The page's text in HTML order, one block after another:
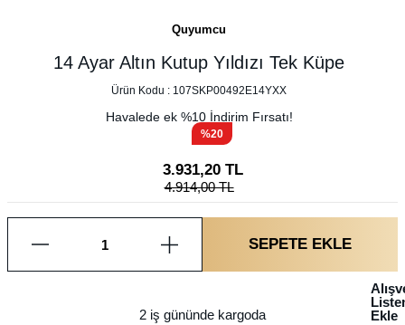
Quyumcu
14 Ayar Altın Kutup Yıldızı Tek Küpe
Ürün Kodu : 107SKP00492E14YXX
Havalede ek %10İndirim Fırsatı!
%20
3.931,20TL
4.914,00TL
SEPETE EKLE
2 iş gününde kargoda
Ekle